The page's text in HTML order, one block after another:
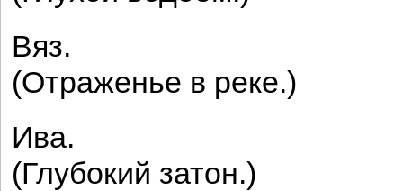
Вяз.
(Отраженье в реке.)
Ива.
(Глубокий затон.)